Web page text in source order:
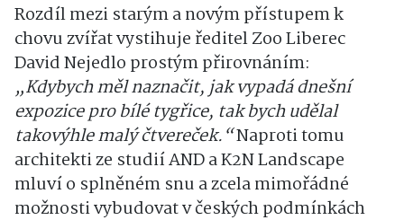
Rozdíl mezi starým a novým přístupem k
chovu zvířat vystihuje ředitel Zoo Liberec
David Nejedlo prostým přirovnáním:
„Kdybych měl naznačit, jak vypadá dnešní
expozice pro bílé tygřice, tak bych udělal
takovýhle malý čtvereček.“Naproti tomu
architekti ze studií AND a K2N Landscape
mluví o splněném snu a zcela mimořádné
možnosti vybudovat v českých podmínkách